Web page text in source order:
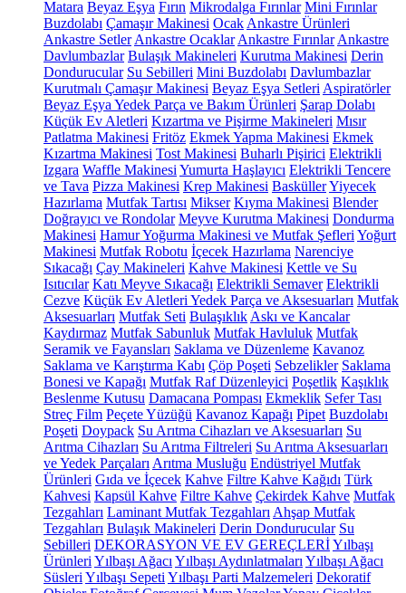
Matara Beyaz Eşya Fırın Mikrodalga Fırınlar Mini Fırınlar
Buzdolabı Çamaşır Makinesi Ocak Ankastre Ürünleri
Ankastre Setler Ankastre Ocaklar Ankastre Fırınlar Ankastre
Davlumbazlar Bulaşık Makineleri Kurutma Makinesi Derin
Dondurucular Su Sebilleri Mini Buzdolabı Davlumbazlar
Kurutmalı Çamaşır Makinesi Beyaz Eşya Setleri Aspiratörler
Beyaz Eşya Yedek Parça ve Bakım Ürünleri Şarap Dolabı
Küçük Ev Aletleri Kızartma ve Pişirme Makineleri Mısır
Patlatma Makinesi Fritöz Ekmek Yapma Makinesi Ekmek
Kızartma Makinesi Tost Makinesi Buharlı Pişirici Elektrikli
Izgara Waffle Makinesi Yumurta Haşlayıcı Elektrikli Tencere
ve Tava Pizza Makinesi Krep Makinesi BasküllerYiyecek
Hazırlama Mutfak Tartısı Mikser Kıyma Makinesi Blender
Doğrayıcı ve Rondolar Meyve Kurutma Makinesi Dondurma
Makinesi Hamur Yoğurma Makinesi ve Mutfak Şefleri Yoğurt
Makinesi Mutfak Robotu İçecek Hazırlama Narenciye
Sıkacağı Çay Makineleri Kahve Makinesi Kettle ve Su
Isıtıcılar Katı Meyve Sıkacağı Elektrikli Semaver Elektrikli
Cezve Küçük Ev Aletleri Yedek Parça ve Aksesuarları Mutfak
Aksesuarları Mutfak Seti Bulaşıklık Askı ve Kancalar
Kaydırmaz Mutfak Sabunluk Mutfak Havluluk Mutfak
Seramik ve Fayansları Saklama ve Düzenleme Kavanoz
Saklama ve Karıştırma Kabı Çöp Poşeti Sebzelikler Saklama
Bonesi ve Kapağı Mutfak Raf Düzenleyici Poşetlik Kaşıklık
Beslenme Kutusu Damacana Pompası Ekmeklik Sefer Tası
Streç Film Peçete Yüzüğü Kavanoz Kapağı Pipet Buzdolabı
Poşeti Doypack Su Arıtma Cihazları ve Aksesuarları Su
Arıtma Cihazları Su Arıtma Filtreleri Su Arıtma Aksesuarları
ve Yedek Parçaları Arıtma Musluğu Endüstriyel Mutfak
Ürünleri Gıda ve İçecek Kahve Filtre Kahve Kağıdı Türk
Kahvesi Kapsül Kahve Filtre Kahve Çekirdek Kahve Mutfak
Tezgahları Laminant Mutfak Tezgahları Ahşap Mutfak
Tezgahları Bulaşık Makineleri Derin Dondurucular Su
Sebilleri DEKORASYON VE EV GEREÇLERİYılbaşı
Ürünleri Yılbaşı Ağacı Yılbaşı Aydınlatmaları Yılbaşı Ağacı
Süsleri Yılbaşı Sepeti Yılbaşı Parti Malzemeleri Dekoratif